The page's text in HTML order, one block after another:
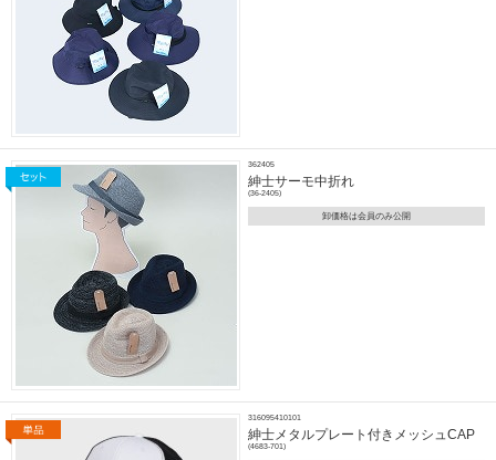
362405
紳士サーモ中折れ
(36-2405)
卸価格は会員のみ公開
316095410101
紳士メタルプレート付きメッシュCAP
(4683-701)